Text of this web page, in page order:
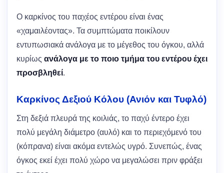
Ο καρκίνος του παχέος εντέρου είναι ένας
«χαμαιλέοντας». Τα συμπτώματα ποικίλουν
εντυπωσιακά ανάλογα με το μέγεθος του όγκου, αλλά
κυρίως ανάλογα με το ποιο τμήμα του εντέρου έχει
προσβληθεί.
Καρκίνος Δεξιού Κόλου (Ανιόν και Τυφλό)
Στη δεξιά πλευρά της κοιλιάς, το παχύ έντερο έχει
πολύ μεγάλη διάμετρο (αυλό) και το περιεχόμενό του
(κόπρανα) είναι ακόμα εντελώς υγρό. Συνεπώς, ένας
όγκος εκεί έχει πολύ χώρο να μεγαλώσει πριν φράξει